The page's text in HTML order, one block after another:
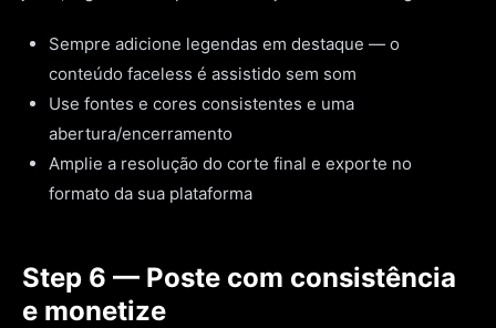
Sempre adicione legendas em destaque — o
conteúdo faceless é assistido sem som
Use fontes e cores consistentes e uma
abertura/encerramento
Amplie a resolução do corte final e exporte no
formato da sua plataforma
Step 6 — Poste com consistência
e monetize